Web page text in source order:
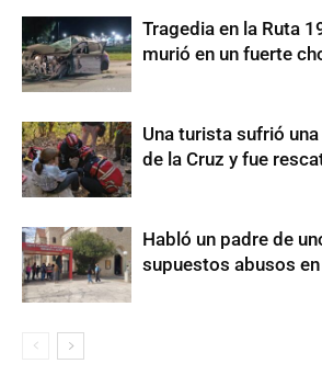
Tragedia en la Ruta
murió en un fuerte
Una turista sufrió
de la Cruz y fue
Habló un padre de
supuestos abusos